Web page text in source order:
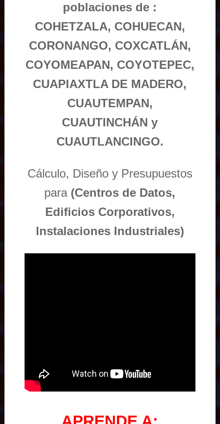
poblaciones de :
COHETZALA, COHUECAN,
CORONANGO, COXCATLÁN,
COYOMEAPAN, COYOTEPEC,
CUAPIAXTLA DE MADERO,
CUAUTEMPAN,
CUAUTINCHÁN y
CUAUTLANCINGO.
Cálculo, Diseño y Presupuestos
para (Centros de Datos,
Edificios Corporativos,
Instalaciones Industriales)